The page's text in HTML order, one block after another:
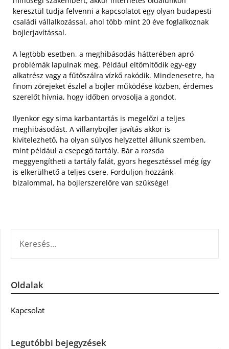
keresztül tudja felvenni a kapcsolatot egy olyan budapesti
családi vállalkozással, ahol több mint 20 éve foglalkoznak
bojlerjavítással.
A legtöbb esetben, a meghibásodás hátterében apró
problémák lapulnak meg. Például eltömítődik egy-egy
alkatrész vagy a fűtőszálra vízkő rakódik. Mindenesetre, ha
finom zörejeket észlel a bojler működése közben, érdemes
szerelőt hívnia, hogy időben orvosolja a gondot.
Ilyenkor egy sima karbantartás is megelőzi a teljes
meghibásodást. A villanybojler javítás akkor is
kivitelezhető, ha olyan súlyos helyzettel állunk szemben,
mint például a csepegő tartály. Bár a rozsda
meggyengítheti a tartály falát, gyors hegesztéssel még így
is elkerülhető a teljes csere. Forduljon hozzánk
bizalommal, ha bojlerszerelőre van szüksége!
Oldalak
Kapcsolat
Legutóbbi bejegyzések